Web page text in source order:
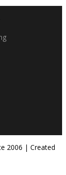
2006 | Created